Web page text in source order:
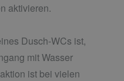
aktivieren.
Dusch-WCs ist,
mit Wasser
ist bei vielen